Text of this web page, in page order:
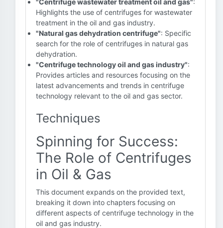
"Centrifuge wastewater treatment oil and gas":
Highlights the use of centrifuges for wastewater
treatment in the oil and gas industry.
"Natural gas dehydration centrifuge": Specific
search for the role of centrifuges in natural gas
dehydration.
"Centrifuge technology oil and gas industry":
Provides articles and resources focusing on the
latest advancements and trends in centrifuge
technology relevant to the oil and gas sector.
Techniques
Spinning for Success:
The Role of Centrifuges
in Oil & Gas
This document expands on the provided text,
breaking it down into chapters focusing on
different aspects of centrifuge technology in the
oil and gas industry.